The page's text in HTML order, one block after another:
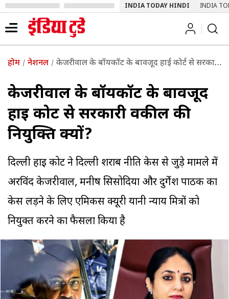
INDIA TODAY HINDI INDIA
होम नेशनल केजरीवाल के बॉयकॉट के बावजूद हाई कोर्ट से सरकारी वकील की नियुक्ति क्यों?
केजरीवाल के बॉयकॉट के बावजूद
हाई कोर्ट से सरकारी वकील की
नियुक्ति क्यों?
दिल्ली हाई कोर्ट ने दिल्ली शराब नीति केस से जुड़े मामले में
अरविंद केजरीवाल, मनीष सिसोदिया और दुर्गेश पाठक का
केस लड़ने के लिए एमिकस क्यूरी यानी न्याय मित्रों को
नियुक्त करने का फैसला किया है